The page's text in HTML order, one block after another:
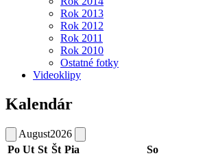
Rok 2013
Rok 2012
Rok 2011
Rok 2010
Ostatné fotky
Videoklipy
Kalendár
August2026
Po Ut St Št Pia So